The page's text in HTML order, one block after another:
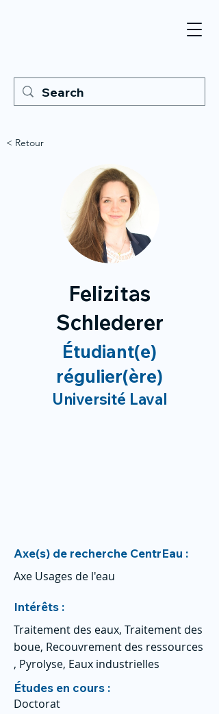
< Retour
Felizitas
Schlederer
Étudiant(e)
régulier(ère)
Université Laval
Axe(s) de recherche CentrEau :
Axe Usages de l'eau
Intérêts :
Traitement des eaux, Traitement des
boue, Recouvrement des ressources
, Pyrolyse, Eaux industrielles
Études en cours :
Doctorat